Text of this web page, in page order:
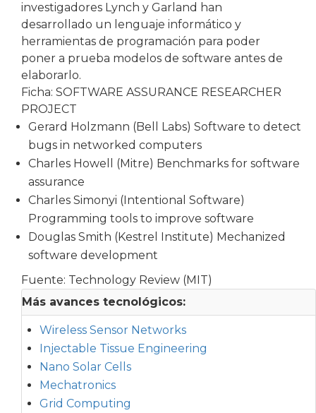
investigadores Lynch y Garland han
desarrollado un lenguaje informático y
herramientas de programación para poder
poner a prueba modelos de software antes de
elaborarlo.
Ficha: SOFTWARE ASSURANCE RESEARCHER
PROJECT
Gerard Holzmann (Bell Labs) Software to detect
bugs in networked computers
Charles Howell (Mitre) Benchmarks for software
assurance
Charles Simonyi (Intentional Software)
Programming tools to improve software
Douglas Smith (Kestrel Institute) Mechanized
software development
Fuente: Technology Review (MIT)
Más avances tecnológicos:
Wireless Sensor Networks
Injectable Tissue Engineering
Nano Solar Cells
Mechatronics
Grid Computing